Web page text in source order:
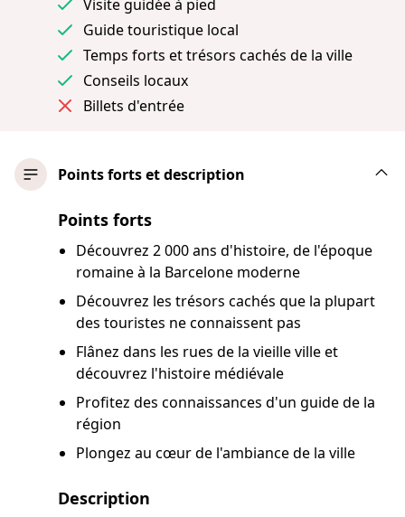
Visite guidée à pied
Guide touristique local
Temps forts et trésors cachés de la ville
Conseils locaux
Billets d'entrée
Points forts et description
Points forts
Découvrez 2 000 ans d'histoire, de l'époque
romaine à la Barcelone moderne
Découvrez les trésors cachés que la plupart
des touristes ne connaissent pas
Flânez dans les rues de la vieille ville et
découvrez l'histoire médiévale
Profitez des connaissances d'un guide de la
région
Plongez au cœur de l'ambiance de la ville
Description